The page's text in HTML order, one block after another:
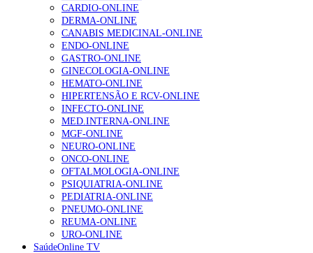
CARDIO-ONLINE
DERMA-ONLINE
CANABIS MEDICINAL-ONLINE
ENDO-ONLINE
GASTRO-ONLINE
GINECOLOGIA-ONLINE
HEMATO-ONLINE
HIPERTENSÃO E RCV-ONLINE
INFECTO-ONLINE
MED.INTERNA-ONLINE
MGF-ONLINE
NEURO-ONLINE
ONCO-ONLINE
OFTALMOLOGIA-ONLINE
PSIQUIATRIA-ONLINE
PEDIATRIA-ONLINE
PNEUMO-ONLINE
REUMA-ONLINE
URO-ONLINE
SaúdeOnline TV